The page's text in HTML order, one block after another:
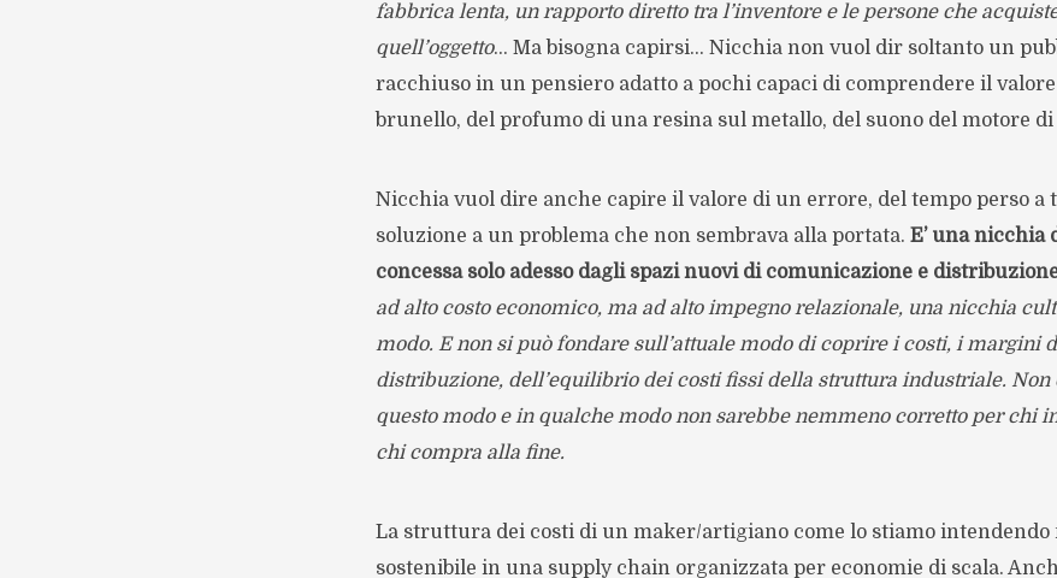
fabbrica lenta, un rapporto diretto tra l’inventore e le persone che
quell’oggetto… Ma bisogna capirsi… Nicchia non vuol dir soltanto un
racchiuso in un pensiero adatto a pochi capaci di comprendere il
brunello, del profumo di una resina sul metallo, del suono del motore
Nicchia vuol dire anche capire il valore di un errore, del tempo perso a
soluzione a un problema che non sembrava alla portata. E’ una nicchia
concessa solo adesso dagli spazi nuovi di comunicazione e
ad alto costo economico, ma ad alto impegno relazionale, una nicchia
modo. E non si può fondare sull’attuale modo di coprire i costi, i margini
distribuzione, dell’equilibrio dei costi fissi della struttura industriale. Non
questo modo e in qualche modo non sarebbe nemmeno corretto per chi
chi compra alla fine.
La struttura dei costi di un maker/artigiano come lo stiamo intendendo
sostenibile in una supply chain organizzata per economie di scala.